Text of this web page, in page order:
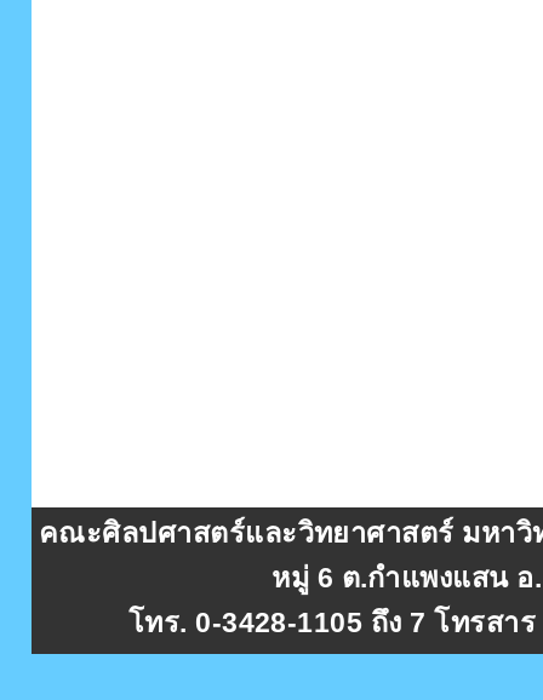
คณะศิลปศาสตร์และวิทยาศาสตร์ มหาวิ
หมู่ 6 ต.กำแพงแสน
โทร. 0-3428-1105 ถึง 7 โทรสา